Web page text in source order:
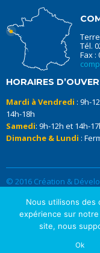
Tél.
Fax :
HORAIRES
Mardi à Vendredi : 9h-
14h-18h
Samedi: 9h-12h et 14h-
Dimanche & Lundi :
© 2016 Création &
Nous utilisons des
expérience sur
site, nous
Ok